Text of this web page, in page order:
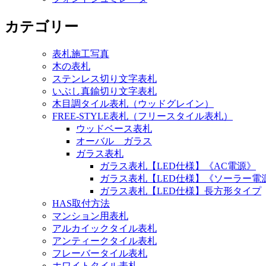
カテゴリー
表札施工写真
木の表札
ステンレス切り文字表札
いぶし真鍮切り文字表札
木目調タイル表札（ウッドグレイン）
FREE-STYLE表札（フリースタイル表札）
ウッドベース表札
オーバル ガラス
ガラス表札
ガラス表札【LED仕様】《AC電源》
ガラス表札【LED仕様】《ソーラー電
ガラス表札【LED仕様】長方形タイプ
HAS取付方法
マンション用表札
アルカイックタイル表札
アンティークタイル表札
フレーバータイル表札